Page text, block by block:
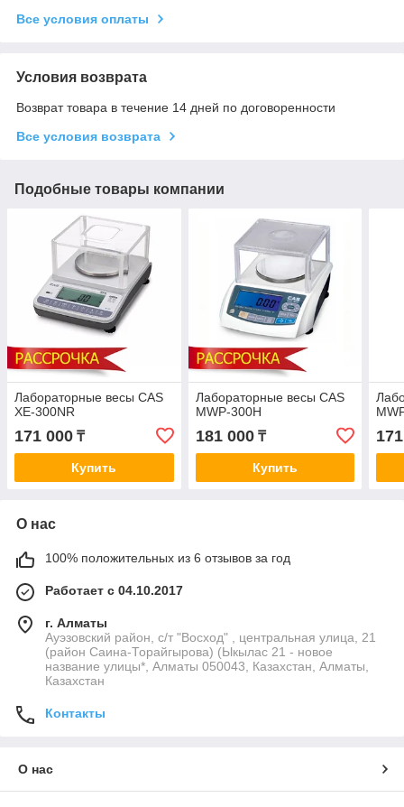
Все условия оплаты
Условия возврата
Возврат товара в течение 14 дней по договоренности
Все условия возврата
Подобные товары компании
Лабораторные весы CAS
XE-300NR
171 000 ₸
Купить
Лабораторные весы CAS
MWP-300H
181 000₸
Купить
О нас
100% положительных из 6 отзывов за год
Работает с 04.10.2017
г. Алматы
Ауэзовский район, с/т "Восход" , центральная улица, 21
(район Саина-Торайгырова) (Ыкылас 21 - новое
название улицы*, Алматы 050043, Казахстан, Алматы,
Казахстан
Контакты
О нас